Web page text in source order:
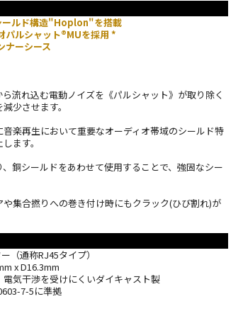
ールド構造"Hoplon"を搭載
パルシャット®MUを採用 *
ナーシース
流れ込む電動ノイズを《パルシャット》が取り除く
少させます。
楽再生において重要なオーディオ帯域のシールド特
ます。
銅シールドをあわせて使用することで、強固なシー
集合撚りへの巻き付け時にもクラック(ひび割れ)が
（通称RJ45タイプ）
x D16.3mm
気干渉を受けにくいダイキャスト製
7-5に準拠